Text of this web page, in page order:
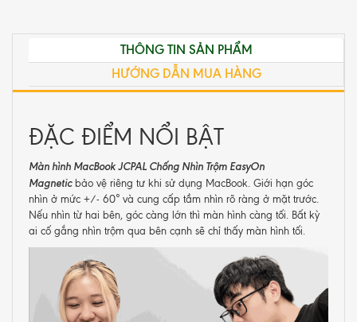
THÔNG TIN SẢN PHẨM
HƯỚNG DẪN MUA HÀNG
ĐẶC ĐIỂM NỔI BẬT
Màn hình MacBook JCPAL Chống Nhìn Trộm EasyOn
Magnetic bảo vệ riêng tư khi sử dụng MacBook. Giới hạn góc
nhìn ở mức +/- 60° và cung cấp tầm nhìn rõ ràng ở mặt trước.
Nếu nhìn từ hai bên, góc càng lớn thì màn hình càng tối. Bất kỳ
ai cố gắng nhìn trộm qua bên cạnh sẽ chỉ thấy màn hình tối.